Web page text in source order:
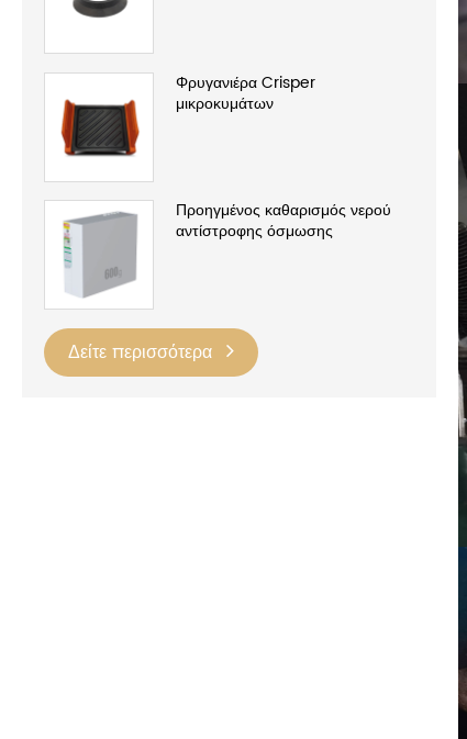
Φρυγανιέρα Crisper
μικροκυμάτων
Προηγμένος καθαρισμός νερού
αντίστροφης όσμωσης
Δείτε περισσότερα